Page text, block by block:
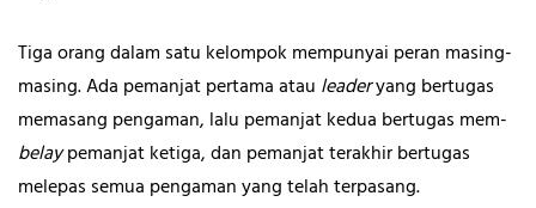
Tiga orang dalam satu kelompok mempunyai peran masing-
masing. Ada pemanjat pertama atau leaderyang bertugas
memasang pengaman, lalu pemanjat kedua bertugas mem-
belaypemanjat ketiga, dan pemanjat terakhir bertugas
melepas semua pengaman yang telah terpasang.